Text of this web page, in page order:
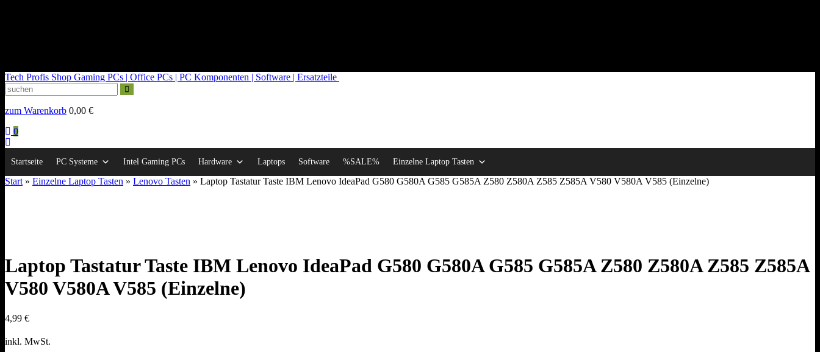
Tech Profis Shop Gaming PCs | Office PCs | PC Komponenten | Software | Ersatzteile
zum Warenkorb 0,00 €
0
Startseite PC Systeme Intel Gaming PCs Hardware Laptops Software %SALE% Einzelne Laptop Tasten
Start » Einzelne Laptop Tasten » Lenovo Tasten » Laptop Tastatur Taste IBM Lenovo IdeaPad G580 G580A G585 G585A Z580 Z580A Z585 Z585A V580 V580A V585 (Einzelne)
Laptop Tastatur Taste IBM Lenovo IdeaPad G580 G580A G585 G585A Z580 Z580A Z585 Z585A
V580 V580A V585 (Einzelne)
4,99 €
inkl. MwSt.